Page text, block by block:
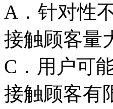
A．针
接触顾客量
C．用
接触顾客有